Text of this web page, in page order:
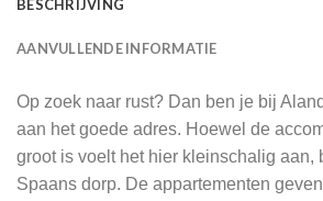
BESCHRIJVING
AANVULLENDE INFORMATIE
Op zoek naar rust? Dan ben je bij
aan het goede adres. Hoewel de
groot is voelt het hier kleinschalig aan,
Spaans dorp. De appartementen